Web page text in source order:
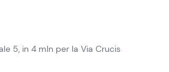
5, in 4 mln per la Via Crucis